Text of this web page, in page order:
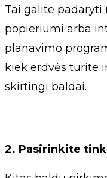
Tai galite padaryti
popieriumi arba
planavimo
kiek erdvės turite
skirtingi baldai.
2. Pasirinkite